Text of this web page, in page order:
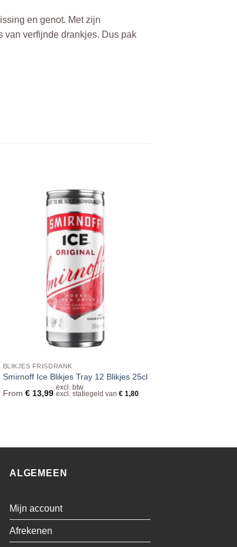
en genot. Met zijn
van verfijnde drankjes. Dus pak
BLIKJES FRISDRANK
Smirnoff Ice Blikjes Tray 12 Blikjes 25cl
From €13,99
excl. btw
excl. statiegeld van €1,80
ALGEMEEN
Mijn account
Afrekenen